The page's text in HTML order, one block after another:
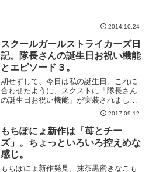
2014.10.24
スクールガールストライカーズ日
記。隊長さんの誕生日お祝い機能
とエピソード３。
期せずして、今日は私の誕生日。これに
合わせたように、スクストに「隊長さん
の誕生日お祝い機能」が実装されました
よ。そして不思議な雰囲気のエピソード
2017.09.12
もちぽにょ新作は「苺とチー
ズ」。ちょっといろいろ控えめな
感じ。
もちぽにょ新作発見。抹茶黒蜜きなこも